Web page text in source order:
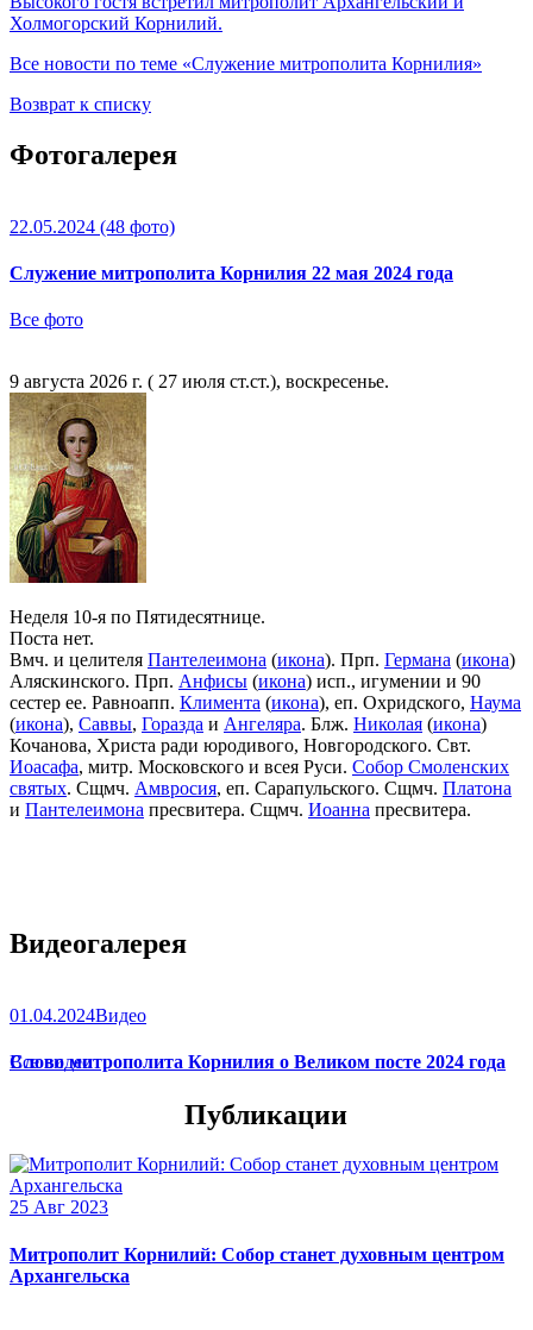
Холмогорский Корнилий.
Все новости по теме «Служение митрополита Корнилия»
Возврат к списку
Фотогалерея
22.05.2024 (48 фото)
Служение митрополита Корнилия 22 мая 2024 года
Все фото
9 августа 2026 г. ( 27 июля ст.ст.), воскресенье.
Неделя 10-я по Пятидесятнице.
Поста нет.
Вмч. и целителя Пантелеимона (икона). Прп. Германа (икона)
Аляскинского. Прп. Анфисы (икона) исп., игумении и 90
сестер ее. Равноапп. Климента (икона), еп. Охридского, Наума
(икона), Саввы, Горазда и Ангеляра. Блж. Николая (икона)
Кочанова, Христа ради юродивого, Новгородского. Свт.
Иоасафа, митр. Московского и всея Руси. Собор Смоленских
святых. Сщмч. Амвросия, еп. Сарапульского. Сщмч. Платона
и Пантелеимона пресвитера. Сщмч. Иоанна пресвитера.
Видеогалерея
01.04.2024Видео
Слово митрополита Корнилия о Великом посте 2024 года
Все видео
Публикации
25 Авг 2023
Митрополит Корнилий: Собор станет духовным центром
Архангельска